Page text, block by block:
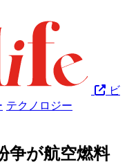
ビ
テクノロジー
争が航空燃料